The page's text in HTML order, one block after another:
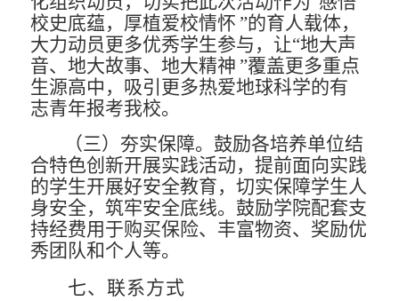
校史底蕴，厚植爱校情怀 ”的育人载体，
大力动员更多优秀学生参与，让“地大声
音、地大故事、地大精神 ”覆盖更多重点
生源高中，吸引更多热爱地球科学的有
志青年报考我校。
（三）夯实保障。 鼓励各培养单位结
合特色创新开展实践活动，提前面向实践
的学生开展好安全教育，切实保障学生人
身安全，筑牢安全底线。鼓励学院配套支
持经费用于购买保险、 丰富物资、奖励优
秀团队和个人等。
七、联系方式